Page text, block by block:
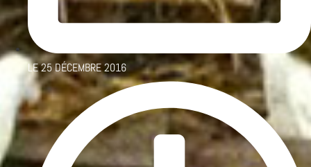
LE25 DÉCEMBRE 2016